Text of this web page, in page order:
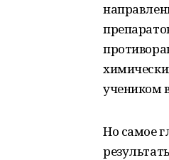
учеником
Но самое